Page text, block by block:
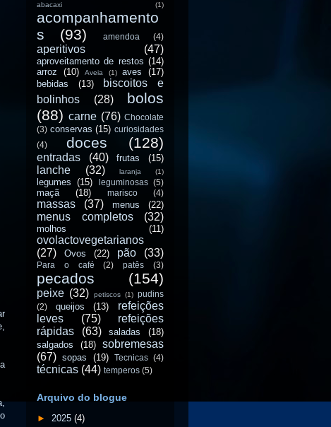
abacaxi (1)
acompanhamento
s
(93) amendoa (4)
aperitivos (47)
aproveitamento de restos (14)
arroz
(10) Aveia (1) aves
(17)
bebidas
(13)
biscoitos e
bolinhos
(28)
bolos
(88) carne (76) Chocolate
(3) conservas (15) curiosidades
(4)
doces (128)
entradas (40) frutas (15)
lanche (32) laranja (1)
legumes (15) leguminosas (5)
maçã (18) marisco (4)
massas (37) menus (22)
menus completos (32)
molhos (11)
ovolactovegetarianos
(27)
Ovos (22) pão (33)
Para o café (2) patês (3)
pecados (154)
peixe (32) petiscos (1) pudins
(2)
queijos (13)
refeições
leves
(75)
refeições
rápidas
(63) saladas
(18)
salgados
(18)
sobremesas
(67) sopas (19) Tecnicas (4)
técnicas (44) temperos (5)
Arquivo do blogue
► 2025 (4)